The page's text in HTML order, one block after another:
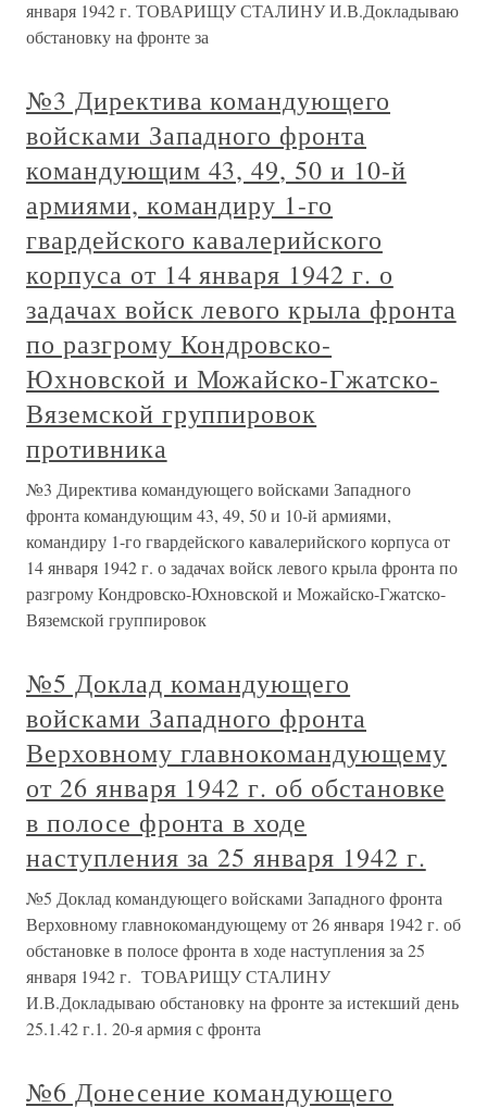
января 1942 г. ТОВАРИЩУ СТАЛИНУ И.В.Докладываю
обстановку на фронте за
№3 Директива командующего
войсками Западного фронта
командующим 43, 49, 50 и 10-й
армиями, командиру 1-го
гвардейского кавалерийского
корпуса от 14 января 1942 г. о
задачах войск левого крыла фронта
по разгрому Кондровско-
Юхновской и Можайско-Гжатско-
Вяземской группировок
противника
№3 Директива командующего войсками Западного
фронта командующим 43, 49, 50 и 10-й армиями,
командиру 1-го гвардейского кавалерийского корпуса от
14 января 1942 г. о задачах войск левого крыла фронта по
разгрому Кондровско-Юхновской и Можайско-Гжатско-
Вяземской группировок
№5 Доклад командующего
войсками Западного фронта
Верховному главнокомандующему
от 26 января 1942 г. об обстановке
в полосе фронта в ходе
наступления за 25 января 1942 г.
№5 Доклад командующего войсками Западного фронта
Верховному главнокомандующему от 26 января 1942 г. об
обстановке в полосе фронта в ходе наступления за 25
января 1942 г. ТОВАРИЩУ СТАЛИНУ
И.В.Докладываю обстановку на фронте за истекший день
25.1.42 г.1. 20-я армия с фронта
№6 Донесение командующего